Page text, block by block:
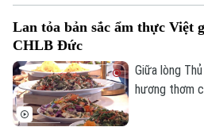
từ di sản và
Lan tỏa bản sắc ẩm thực Việt
CHLB Đức
Giữa lòng
hương thơm